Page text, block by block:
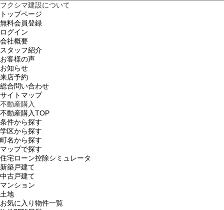
フクシマ建設について
トップページ
無料会員登録
ログイン
会社概要
スタッフ紹介
お客様の声
お知らせ
来店予約
総合問い合わせ
サイトマップ
不動産購入
不動産購入TOP
条件から探す
学区から探す
町名から探す
マップで探す
住宅ローン控除シミュレータ
新築戸建て
中古戸建て
マンション
土地
お気に入り物件一覧